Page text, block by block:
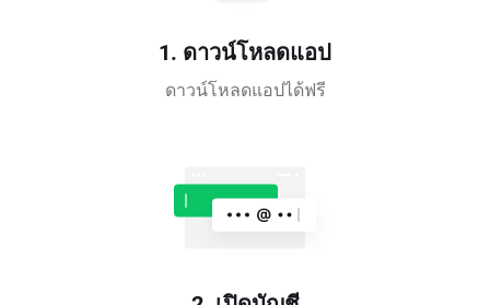
1. ดาวน์โหลดแอป
ดาวน์โหลดแอปได้ฟรี